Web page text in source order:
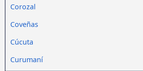
Corozal
Coveñas
Cúcuta
Curumaní